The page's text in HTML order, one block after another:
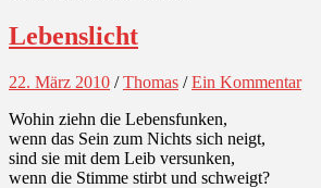
Lebenslicht
22. März 2010 /Thomas /Ein Kommentar
Wohin ziehn die Lebensfunken,
wenn das Sein zum Nichts sich neigt,
sind sie mit dem Leib versunken,
wenn die Stimme stirbt und schweigt?